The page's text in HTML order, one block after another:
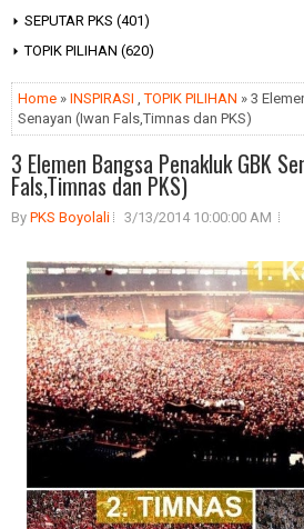
SEPUTAR PKS (401)
TOPIK PILIHAN (620)
Home » INSPIRASI ,TOPIK PILIHAN » 3
Senayan (Iwan Fals,Timnas dan PKS)
3 Elemen Bangsa Penakluk GBK
Fals,Timnas dan PKS)
By PKS Boyolali 3/13/2014 10:00:00 AM